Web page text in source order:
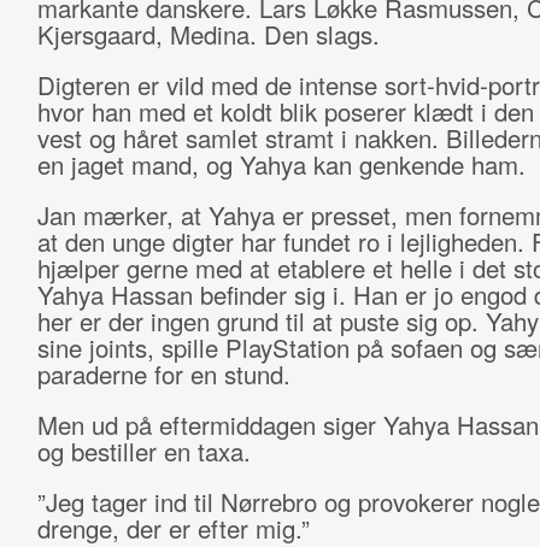
markante danskere. Lars Løkke Rasmussen,
Kjersgaard, Medina. Den slags.
Digteren er vild med de intense sort-hvid-
hvor han med et koldt blik poserer klædt i
vest og håret samlet stramt i nakken.
en jaget mand, og Yahya kan genkende ham.
Jan mærker, at Yahya er presset, men
at den unge digter har fundet ro i lejligheden.
hjælper gerne med at etablere et helle i det
Yahya Hassan befinder sig i. Han er jo engod
her er der ingen grund til at puste sig op.
sine joints, spille PlayStation på sofaen og
paraderne for en stund.
Men ud på eftermiddagen siger Yahya
og bestiller en taxa.
”Jeg tager ind til Nørrebro og provokerer
drenge, der er efter mig.”